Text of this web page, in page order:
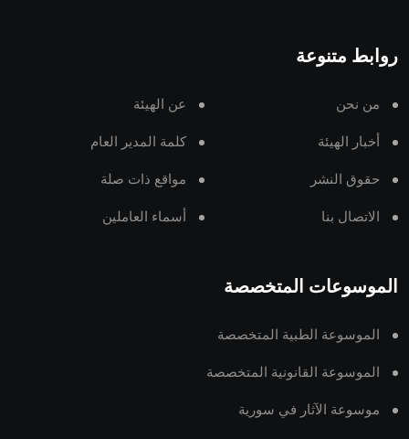
روابط متنوعة
من نحن عن الهيئة
أخبار الهيئة كلمة المدير العام
حقوق النشر مواقع ذات صلة
الاتصال بنا أسماء العاملين
الموسوعات المتخصصة
الموسوعة الطبية المتخصصة
الموسوعة القانونية المتخصصة
موسوعة الآثار في سورية